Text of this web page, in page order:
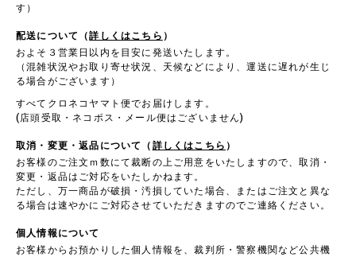
す）
配送について（詳しくはこちら ）
およそ３営業日以内を目安に発送いたします。
（混雑状況やお取り寄せ状況、天候などにより、運送に遅れが生じ
る場合がございます）
すべてクロネコヤマト便でお届けします。
(店頭受取・ネコポス・メール便はございません)
取消・変更・返品について（ 詳しくはこちら ）
お客様のご注文ｍ数にて裁断の上ご用意をいたしますので、取消・
変更・返品はご対応をいたしかねます。
ただし、万一商品が破損・汚損していた場合、またはご注文と異な
る場合は速やかにご対応させていただきますのでご連絡ください。
個人情報について
お客様からお預かりした個人情報を、裁判所・警察機関など公共機